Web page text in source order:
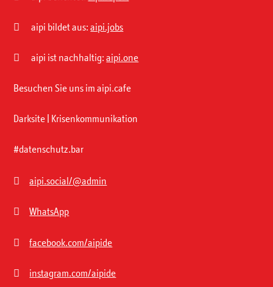
 aipi bildet aus:aipi.jobs
 aipi ist nachhaltig:aipi.one
Besuchen Sie uns im aipi.cafe
Darksite | Krisenkommunikation
#datenschutz.bar
 aipi.social/@admin
 WhatsApp
 facebook.com/aipide
 instagram.com/aipide